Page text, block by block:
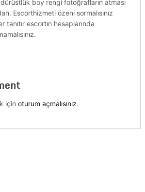
boy rengi fotoğrafların atması
Escorthizmeti özeni sormalısınız
tanıtır escortın hesaplarında
için oturum açmalısınız.